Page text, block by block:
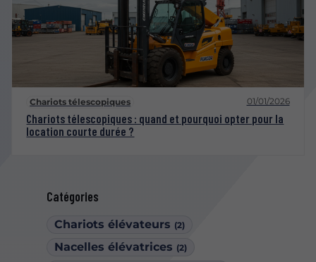
Catégories
Chariots élévateurs (2)
Nacelles élévatrices (2)
Chariots télescopiques 01/01/2026
Chariots télescopiques : quand et pourquoi opter pour la
location courte durée ?